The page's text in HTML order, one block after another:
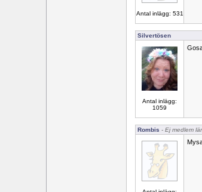
Antal inlägg: 531
Silvertösen
Antal inlägg:
1059
Rombis - Ej medlem